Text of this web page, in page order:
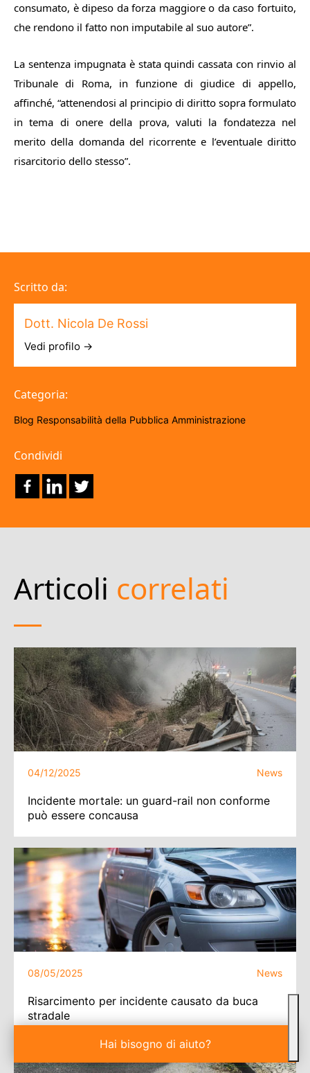
Hai bisogno di aiuto?
consumato, è dipeso da forza maggiore o da caso fortuito,
che rendono il fatto non imputabile al suo autore”.
La sentenza impugnata è stata quindi cassata con rinvio al
Tribunale di Roma, in funzione di giudice di appello,
affinché, “attenendosi al principio di diritto sopra formulato
in tema di onere della prova, valuti la fondatezza nel
merito della domanda del ricorrente e l’eventuale diritto
risarcitorio dello stesso”.
Scritto da:
Dott. Nicola De Rossi
Vedi profilo →
Categoria:
Blog Responsabilità della Pubblica Amministrazione
Condividi
Articoli correlati
04/12/2025 News
Incidente mortale: un guard-rail non conforme
può essere concausa
08/05/2025 News
Risarcimento per incidente causato da buca
stradale